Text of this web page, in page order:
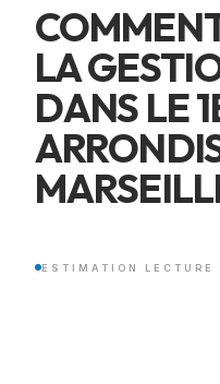
LA
DANS LE
ESTIMATION